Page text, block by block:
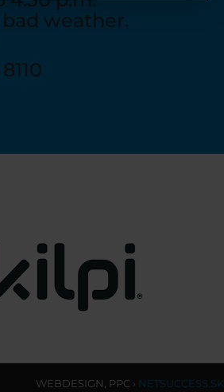
weather.
WEBDESIGN PPC › NETSUCCESS.SK